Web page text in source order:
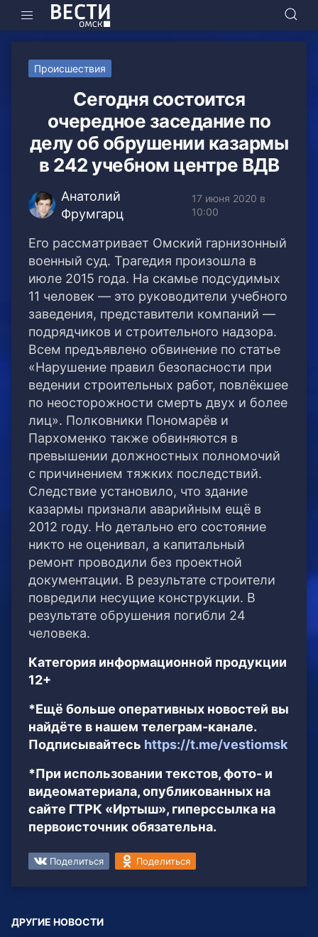
Происшествия
Сегодня состоится
очередное заседание по
делу об обрушении казармы
в 242 учебном центре ВДВ
Анатолий
Фрумгарц
17 июня 2020 в
10:00
Его рассматривает Омский гарнизонный
военный суд. Трагедия произошла в
июле 2015 года. На скамье подсудимых
11 человек — это руководители учебного
заведения, представители компаний —
подрядчиков и строительного надзора.
Всем предъявлено обвинение по статье
«Нарушение правил безопасности при
ведении строительных работ, повлёкшее
по неосторожности смерть двух и более
лиц». Полковники Пономарёв и
Пархоменко также обвиняются в
превышении должностных полномочий
с причинением тяжких последствий.
Следствие установило, что здание
казармы признали аварийным ещё в
2012 году. Но детально его состояние
никто не оценивал, а капитальный
ремонт проводили без проектной
документации. В результате строители
повредили несущие конструкции. В
результате обрушения погибли 24
человека.
Категория информационной продукции
12+
*Ещё больше оперативных новостей вы
найдёте в нашем телеграм-канале.
Подписывайтесь https://t.me/vestiomsk
*При использовании текстов, фото- и
видеоматериала, опубликованных на
сайте ГТРК «Иртыш», гиперссылка на
первоисточник обязательна.
Поделиться Поделиться
ДРУГИЕ НОВОСТИ